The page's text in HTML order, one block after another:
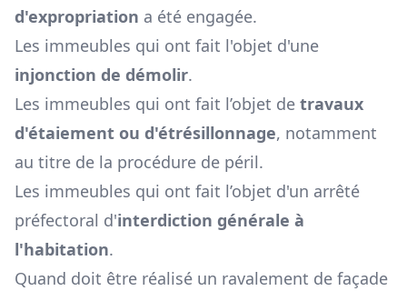
d'expropriation a été engagée.
Les immeubles qui ont fait l'objet d'une
injonction de démolir.
Les immeubles qui ont fait l’objet de travaux
d'étaiement ou d'étrésillonnage, notamment
au titre de la procédure de péril.
Les immeubles qui ont fait l’objet d'un arrêté
préfectoral d'interdiction générale à
l'habitation.
Quand doit être réalisé un ravalement de façade